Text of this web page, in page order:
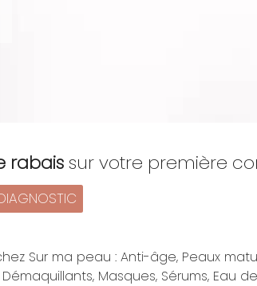
rabaissur votre première
Sur ma peau : Anti-âge, Peaux
Masques, Sérums, Eau